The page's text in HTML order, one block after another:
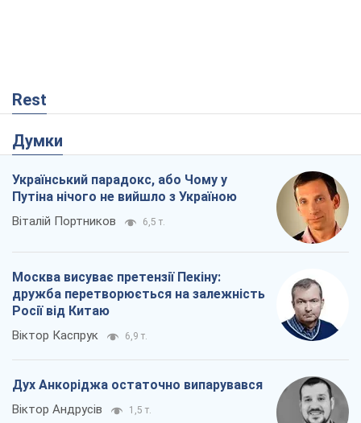
Rest
Думки
Український парадокс, або Чому у
Путіна нічого не вийшло з Україною
Віталій Портников 6,5 т.
Москва висуває претензії Пекіну:
дружба перетворюється на залежність
Росії від Китаю
Віктор Каспрук 6,9 т.
Дух Анкоріджа остаточно випарувався
Віктор Андрусів 1,5 т.